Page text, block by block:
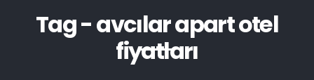
Tag - avcılar apart otel
fiyatları